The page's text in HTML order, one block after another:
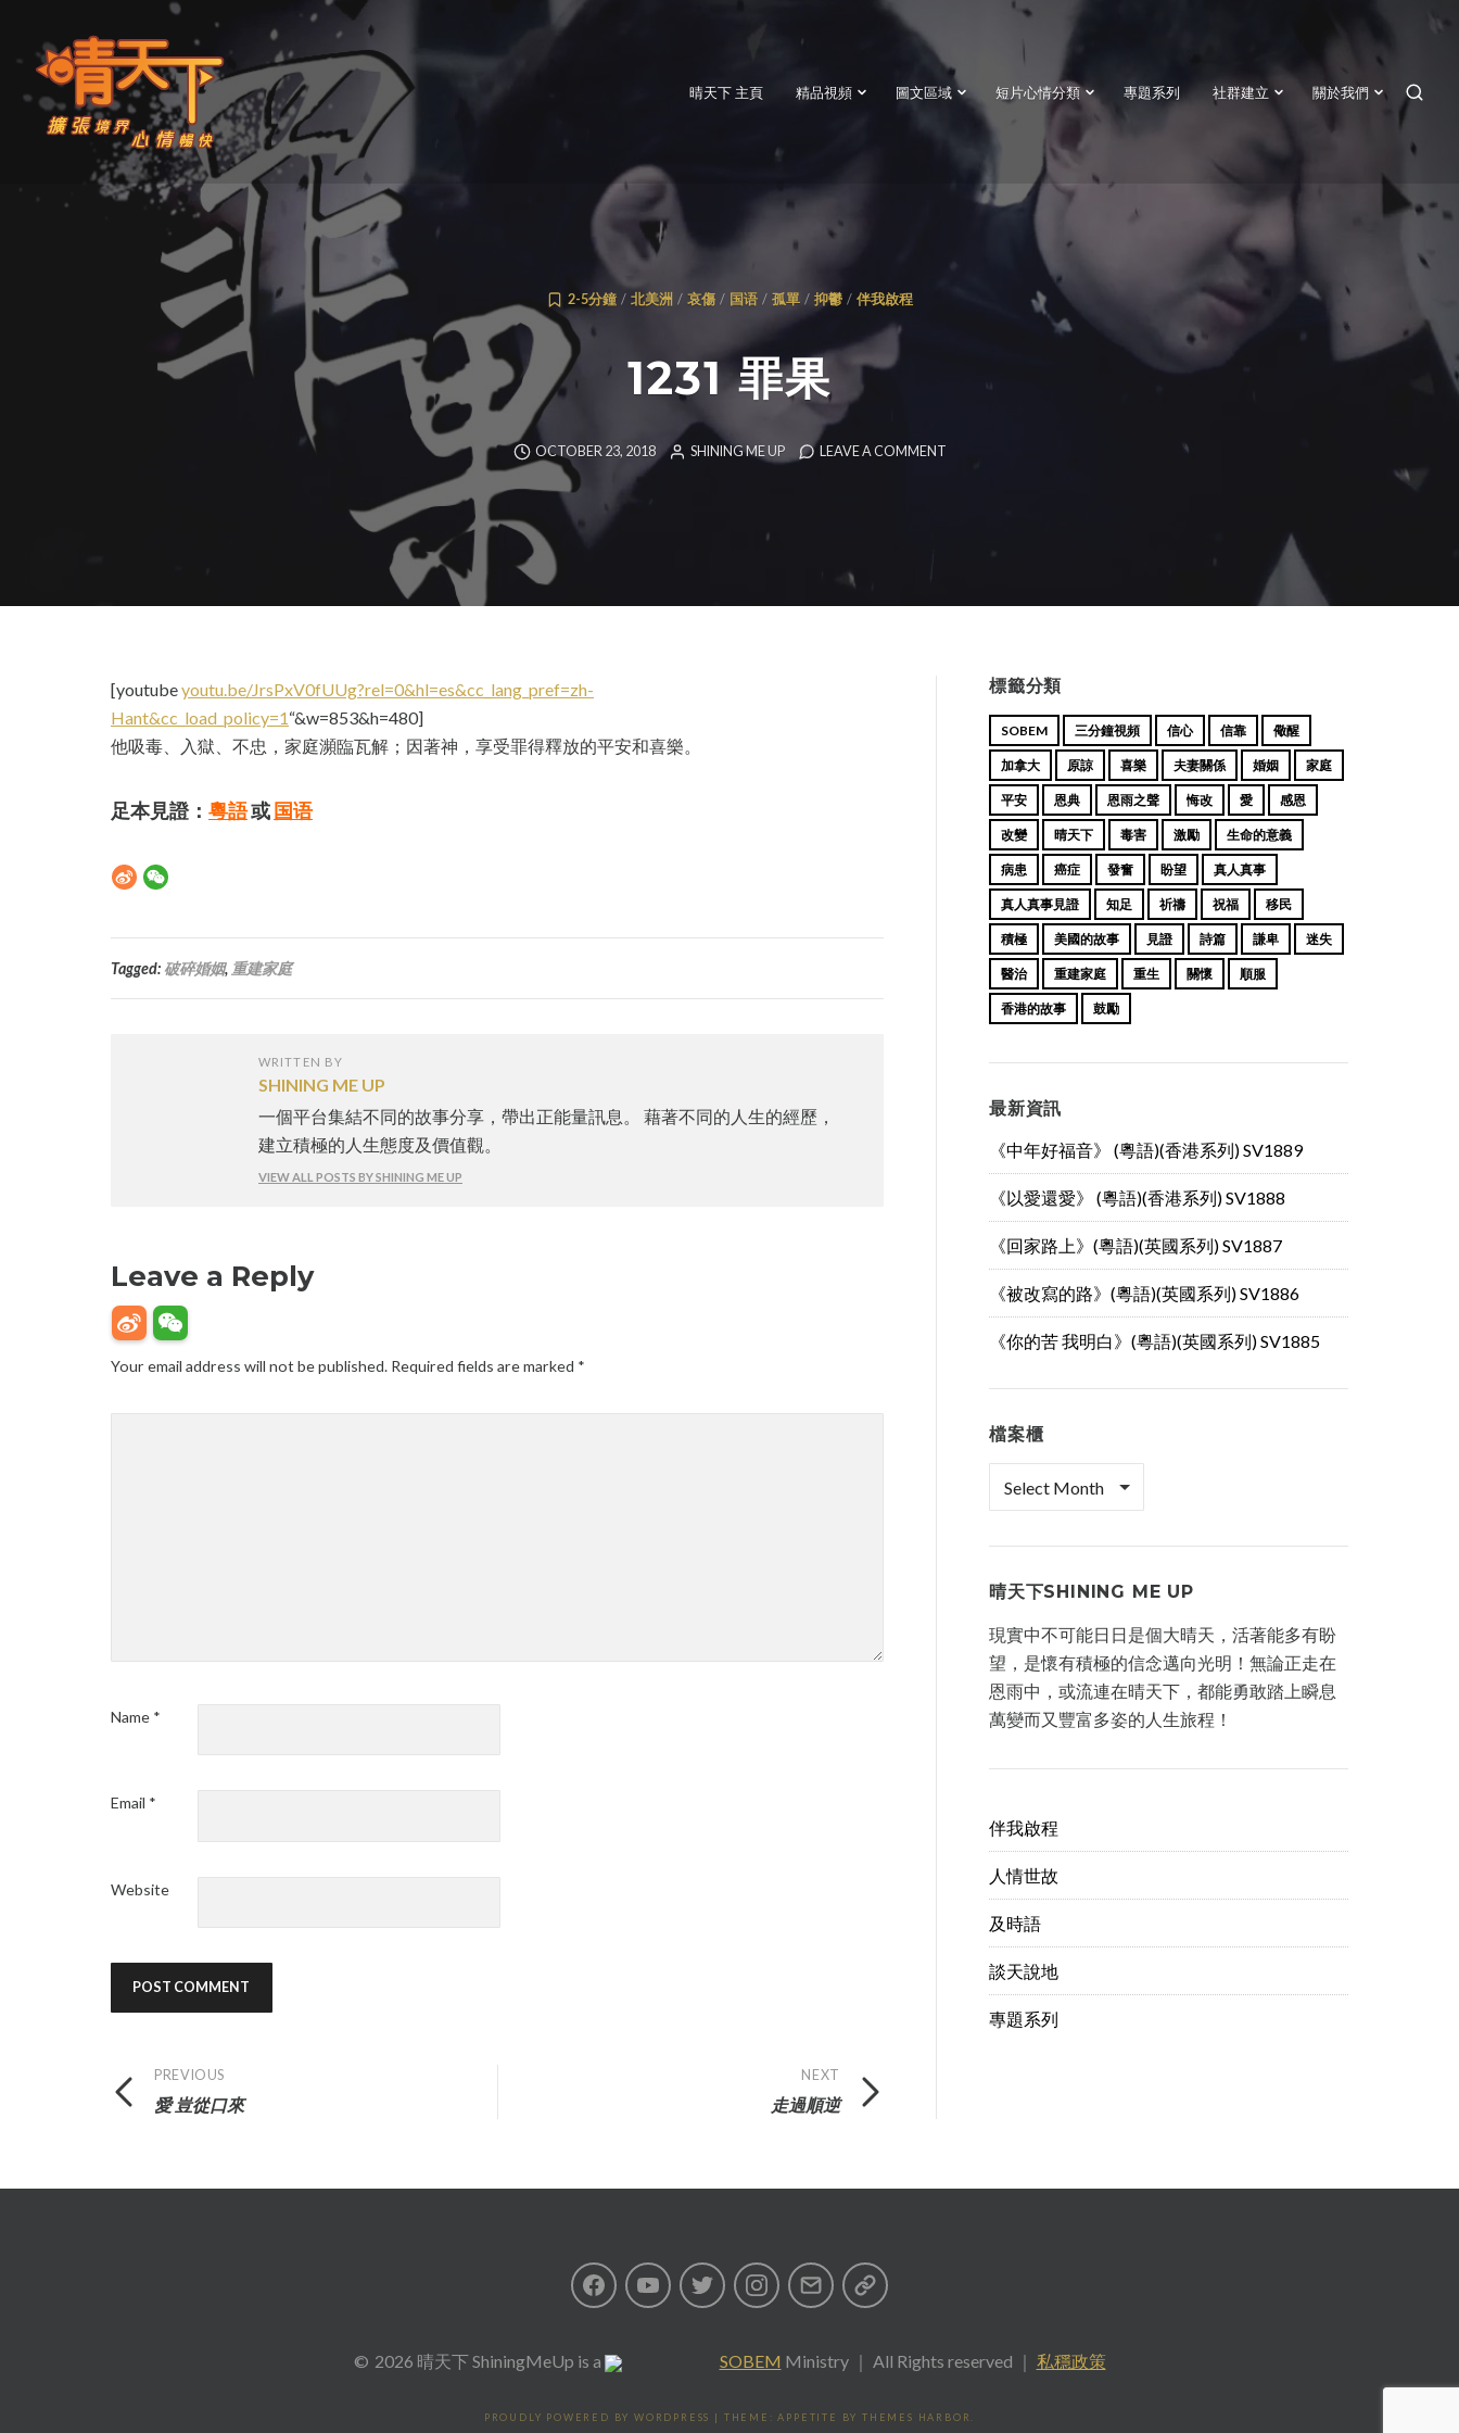
content
晴天下 SHININGMEUP
晴天下 主頁 精品視頻 圖文區域 短片心情分類 專題系列 社群建立 關於我們
2-5分鐘 / 北美洲 / 哀傷 / 国语 / 孤單 / 抑鬱 / 伴我啟程
1231 罪果
OCTOBER 23, 2018 SHINING ME UP LEAVE A COMMENT
[youtubeyoutu.be/JrsPxV0fUUg?rel=0&hl=es&cc_lang_pref=zh-
Hant&cc_load_policy=1“&w=853&h=480]
他吸毒、入獄、不忠，家庭瀕臨瓦解；因著神，享受罪得釋放的平安和喜樂。
足本見證： 粵語或国语
Tagged:破碎婚姻, 重建家庭
WRITTEN BY
SHINING ME UP
一個平台集結不同的故事分享，帶出正能量訊息。 藉著不同的人生的經歷，
建立積極的人生態度及價值觀。
VIEW ALL POSTS BY SHINING ME UP
Leave a Reply
Your email address will not be published. Required fields are marked *
Name *
Email *
Website
Post
navigation
PREVIOUS
愛 豈從口來
NEXT
走過順逆
標籤分類
SOBEM 三分鐘視頻 信心 信靠 儆醒
加拿大 原諒 喜樂 夫妻關係 婚姻 家庭
平安 恩典 恩雨之聲 悔改 愛 感恩
改變 晴天下 毒害 激勵 生命的意義
病患 癌症 發奮 盼望 真人真事
真人真事見證 知足 祈禱 祝福 移民
積極 美國的故事 見證 詩篇 謙卑 迷失
醫治 重建家庭 重生 關懷 順服
香港的故事 鼓勵
最新資訊
《中年好福音》 (粵語)(香港系列) SV1889
《以愛還愛》 (粵語)(香港系列) SV1888
《回家路上》(粵語)(英國系列) SV1887
《被改寫的路》(粵語)(英國系列) SV1886
《你的苦 我明白》(粵語)(英國系列) SV1885
檔案櫃
晴天下SHINING ME UP
現實中不可能日日是個大晴天，活著能多有盼
望，是懷有積極的信念邁向光明！無論正走在
恩雨中，或流連在晴天下，都能勇敢踏上瞬息
萬變而又豐富多姿的人生旅程！
伴我啟程
人情世故
及時語
談天說地
專題系列
FacebookYoutubeTwitter InstagramEmail
私
策
2026 晴天下 ShiningMeUp is a SOBEM Ministry ｜ All Rights reserved ｜ 私穩政策
PROUDLY POWERED BY WORDPRESS | THEME: APPETITE BY THEMES HARBOR